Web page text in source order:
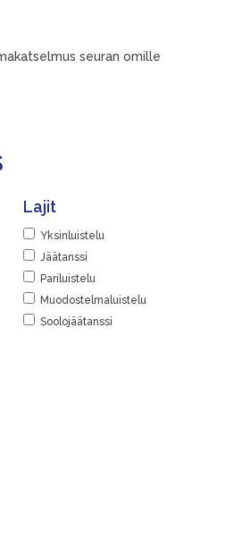
seuran omille
Lajit
Yksinluistelu
Jäätanssi
Pariluistelu
Muodostelmaluistelu
Soolojäätanssi